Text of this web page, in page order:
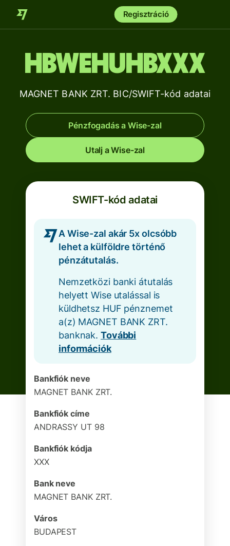
Regisztráció
HBWEHUHBXXX
MAGNET BANK ZRT. BIC/SWIFT-kód adatai
Pénzfogadás a Wise-zal
Utalj a Wise-zal
SWIFT-kód adatai
A Wise-zal akár 5x olcsóbb
lehet a külföldre történő
pénzátutalás.
Nemzetközi banki átutalás
helyett Wise utalással is
küldhetsz HUF pénznemet
a(z) MAGNET BANK ZRT.
banknak.További
információk
Bankfiók neve
MAGNET BANK ZRT.
Bankfiók címe
ANDRASSY UT 98
Bankfiók kódja
XXX
Bank neve
MAGNET BANK ZRT.
Város
BUDAPEST